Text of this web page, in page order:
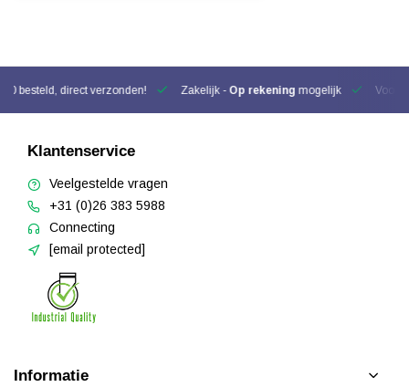
besteld, direct verzonden! Zakelijk - Op rekening mogelijk Voor
Klantenservice
Veelgestelde vragen
+31 (0)26 383 5988
Connecting
[email protected]
Informatie